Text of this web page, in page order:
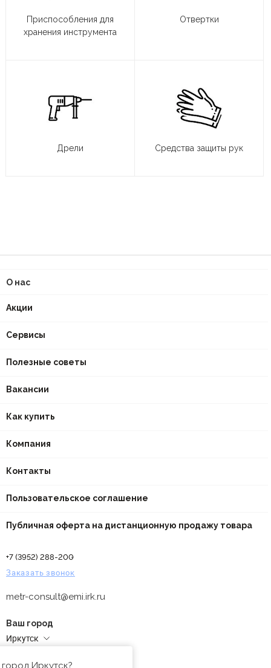
Приспособления для
хранения инструмента
Отвертки
Дрели Средства защиты рук
О нас
Акции
Сервисы
Полезные советы
Вакансии
Как купить
Компания
Контакты
Пользовательское соглашение
Публичная оферта на дистанционную продажу товара
+7 (3952) 288-200
Заказать звонок
metr-consult@emi.irk.ru
Ваш город
Иркутск
Иркутск?